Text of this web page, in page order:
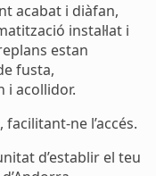
acabat i diàfan,
instal·lat i
estan
fusta,
i acollidor.
ne l’accés.
d’establir el teu